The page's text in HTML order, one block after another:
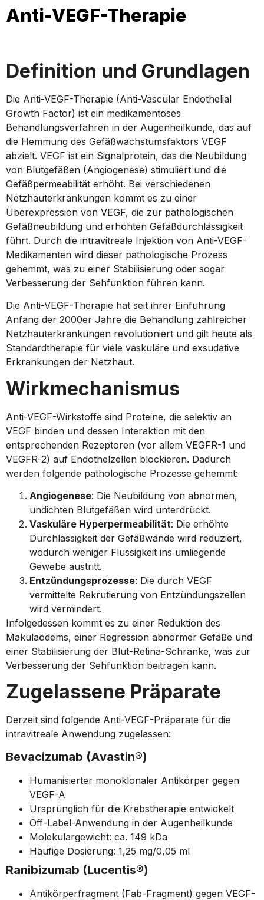
Anti-VEGF-Therapie
Definition und Grundlagen
Die Anti-VEGF-Therapie (Anti-Vascular Endothelial
Growth Factor) ist ein medikamentöses
Behandlungsverfahren in der Augenheilkunde, das auf
die Hemmung des Gefäßwachstumsfaktors VEGF
abzielt. VEGF ist ein Signalprotein, das die Neubildung
von Blutgefäßen (Angiogenese) stimuliert und die
Gefäßpermeabilität erhöht. Bei verschiedenen
Netzhauterkrankungen kommt es zu einer
Überexpression von VEGF, die zur pathologischen
Gefäßneubildung und erhöhten Gefäßdurchlässigkeit
führt. Durch die intravitreale Injektion von Anti-VEGF-
Medikamenten wird dieser pathologische Prozess
gehemmt, was zu einer Stabilisierung oder sogar
Verbesserung der Sehfunktion führen kann.
Die Anti-VEGF-Therapie hat seit ihrer Einführung
Anfang der 2000er Jahre die Behandlung zahlreicher
Netzhauterkrankungen revolutioniert und gilt heute als
Standardtherapie für viele vaskuläre und exsudative
Erkrankungen der Netzhaut.
Wirkmechanismus
Anti-VEGF-Wirkstoffe sind Proteine, die selektiv an
VEGF binden und dessen Interaktion mit den
entsprechenden Rezeptoren (vor allem VEGFR-1 und
VEGFR-2) auf Endothelzellen blockieren. Dadurch
werden folgende pathologische Prozesse gehemmt:
Angiogenese: Die Neubildung von abnormen,
undichten Blutgefäßen wird unterdrückt.
Vaskuläre Hyperpermeabilität: Die erhöhte
Durchlässigkeit der Gefäßwände wird reduziert,
wodurch weniger Flüssigkeit ins umliegende
Gewebe austritt.
Entzündungsprozesse: Die durch VEGF
vermittelte Rekrutierung von Entzündungszellen
wird vermindert.
Infolgedessen kommt es zu einer Reduktion des
Makulaödems, einer Regression abnormer Gefäße und
einer Stabilisierung der Blut-Retina-Schranke, was zur
Verbesserung der Sehfunktion beitragen kann.
Zugelassene Präparate
Derzeit sind folgende Anti-VEGF-Präparate für die
intravitreale Anwendung zugelassen:
Bevacizumab (Avastin®)
Humanisierter monoklonaler Antikörper gegen
VEGF-A
Ursprünglich für die Krebstherapie entwickelt
Off-Label-Anwendung in der Augenheilkunde
Molekulargewicht: ca. 149 kDa
Häufige Dosierung: 1,25 mg/0,05 ml
Ranibizumab (Lucentis®)
Antikörperfragment (Fab-Fragment) gegen VEGF-